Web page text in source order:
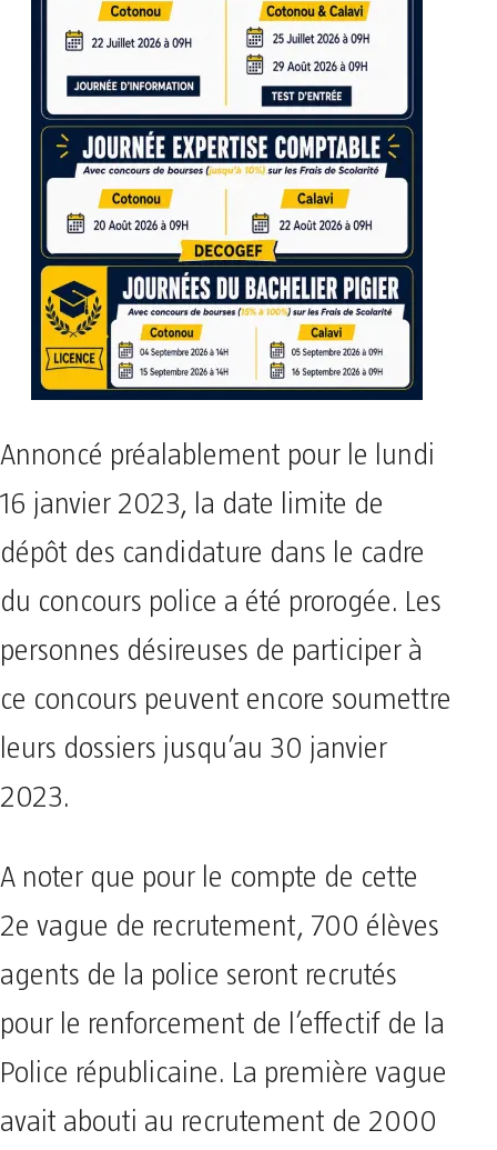
Annoncé préalablement pour le lundi
16 janvier 2023, la date limite de
dépôt des candidature dans le cadre
du concours police a été prorogée. Les
personnes désireuses de participer à
ce concours peuvent encore soumettre
leurs dossiers jusqu’au 30 janvier
2023.
A noter que pour le compte de cette
2e vague de recrutement, 700 élèves
agents de la police seront recrutés
pour le renforcement de l’effectif de la
Police républicaine. La première vague
avait abouti au recrutement de 2000